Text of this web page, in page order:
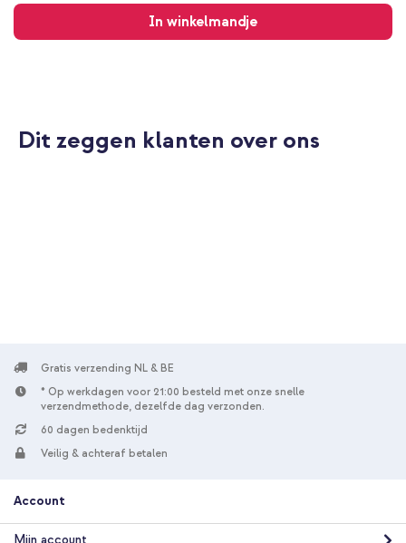
In winkelmandje
Dit zeggen klanten over ons
Gratis verzending NL & BE
* Op werkdagen voor 21:00 besteld met onze snelle
verzendmethode, dezelfde dag verzonden.
60 dagen bedenktijd
Veilig & achteraf betalen
Account